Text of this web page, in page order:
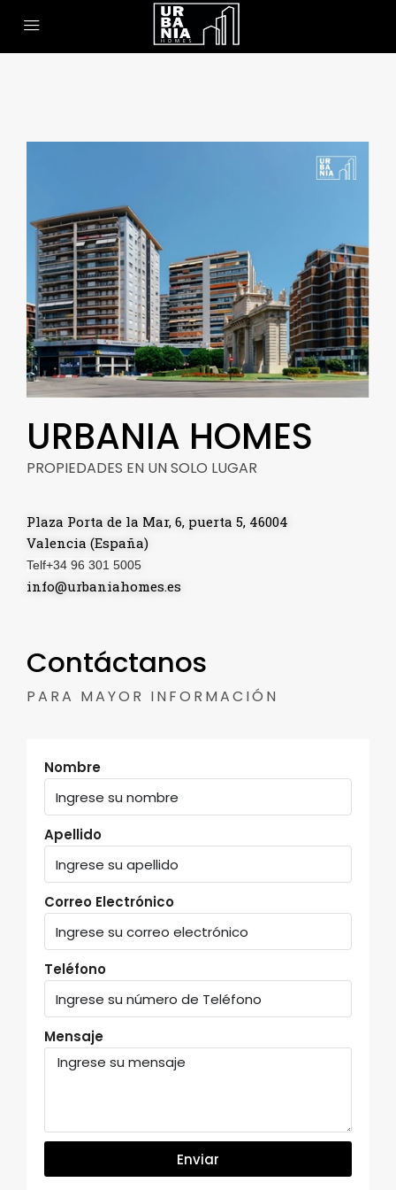
URBANIA HOMES
PROPIEDADES EN UN SOLO LUGAR
Plaza Porta de la Mar, 6, puerta 5, 46004
Valencia (España)
Telf+34 96 301 5005
info@urbaniahomes.es
Contáctanos
PARA MAYOR INFORMACIÓN
Nombre
Apellido
Correo Electrónico
Teléfono
Mensaje
Enviar